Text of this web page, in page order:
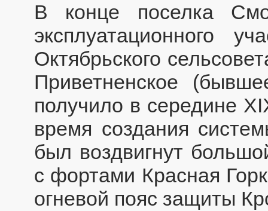
В конце поселка
эксплуатационного
Октябрьского
Приветненское
получило в середине
время создания
был воздвигнут
с фортами Красная
огневой пояс защиты